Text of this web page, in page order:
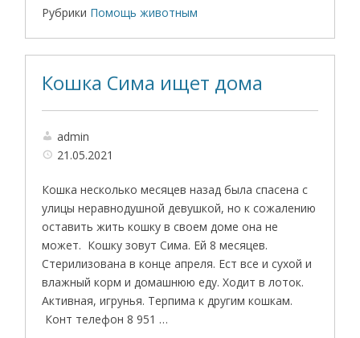
Рубрики Помощь животным
Кошка Сима ищет дома
admin
21.05.2021
Кошка несколько месяцев назад была спасена с
улицы неравнодушной девушкой, но к сожалению
оставить жить кошку в своем доме она не
может. Кошку зовут Сима. Ей 8 месяцев.
Стерилизована в конце апреля. Ест все и сухой и
влажный корм и домашнюю еду. Ходит в лоток.
Активная, игрунья. Терпима к другим кошкам.
Конт телефон 8 951 …